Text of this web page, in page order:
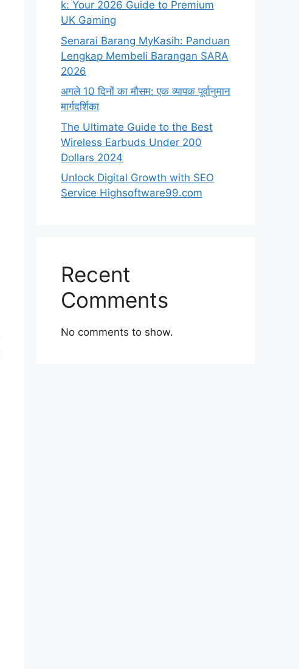
k: Your 2026 Guide to Premium
UK Gaming
Senarai Barang MyKasih: Panduan
Lengkap Membeli Barangan SARA
2026
अगले 10 दिनों का मौसम: एक व्यापक पूर्वानुमान
मार्गदर्शिका
The Ultimate Guide to the Best
Wireless Earbuds Under 200
Dollars 2024
Unlock Digital Growth with SEO
Service Highsoftware99.com
Recent
Comments
No comments to show.